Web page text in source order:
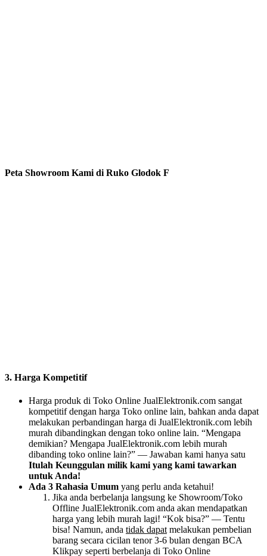
Peta Showroom Kami di Ruko Glodok F
3. Harga Kompetitif
Harga produk di Toko Online JualElektronik.com sangat
kompetitif dengan harga Toko online lain, bahkan anda dapat
melakukan perbandingan harga di JualElektronik.com lebih
murah dibandingkan dengan toko online lain. “Mengapa
demikian? Mengapa JualElektronik.com lebih murah
dibanding toko online lain?” — Jawaban kami hanya satu
Itulah Keunggulan milik kami yang kami tawarkan
untuk Anda!
Ada 3 Rahasia Umum yang perlu anda ketahui!
Jika anda berbelanja langsung ke Showroom/Toko
Offline JualElektronik.com anda akan mendapatkan
harga yang lebih murah lagi! “Kok bisa?” — Tentu
bisa! Namun, anda tidak dapat melakukan pembelian
barang secara cicilan tenor 3-6 bulan dengan BCA
Klikpay seperti berbelanja di Toko Online